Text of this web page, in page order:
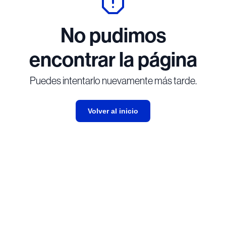
No pudimos
encontrar la página
Puedes intentarlo nuevamente más tarde.
Volver al inicio